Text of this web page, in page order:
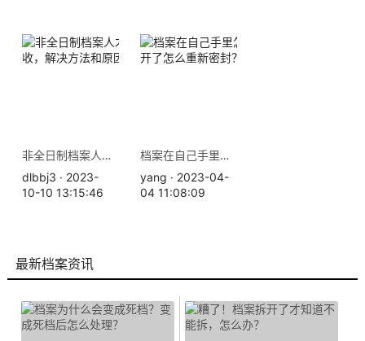
非全日制档案人才中心不收，解决方法和原因如下
dlbbj3 · 2023-
10-10 13:15:46
档案在自己手里怎么办，拆开了怎么重新密封？
yang · 2023-04-
04 11:08:09
最新档案资讯